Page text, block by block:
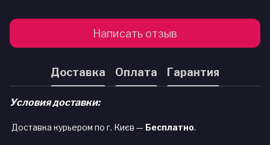
Написать отзыв
Доставка Оплата Гарантия
Условия доставки:
Доставка курьером по г. Києв — Бесплатно.